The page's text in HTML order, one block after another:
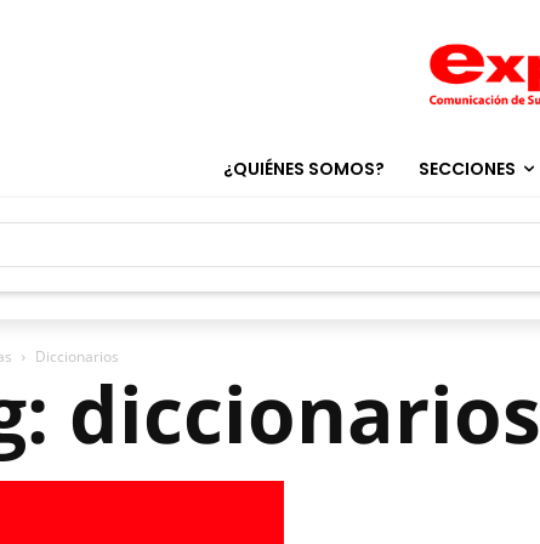
¿QUIÉNES SOMOS? SECCIONES
Diccionarios
diccionarios